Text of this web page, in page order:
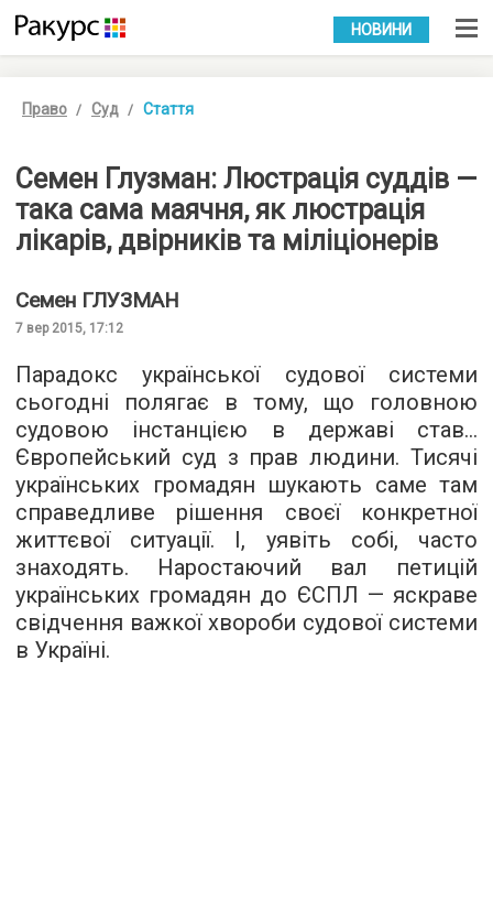
УКР РУС
НОВИНИ
Право Суд Стаття
Семен Глузман: Люстрація суддів —
така сама маячня, як люстрація
лікарів, двірників та міліціонерів
Семен ГЛУЗМАН
7 вер 2015, 17:12
Парадокс української судової системи
сьогодні полягає в тому, що головною
судовою інстанцією в державі став...
Європейський суд з прав людини. Тисячі
українських громадян шукають саме там
справедливе рішення своєї конкретної
життєвої ситуації. І, уявіть собі, часто
знаходять. Наростаючий вал петицій
українських громадян до ЄСПЛ — яскраве
свідчення важкої хвороби судової системи
в Україні.